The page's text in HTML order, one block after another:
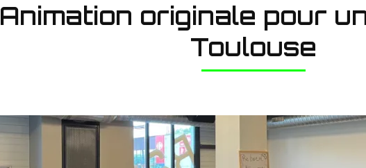
Animation originale pour
Toulouse